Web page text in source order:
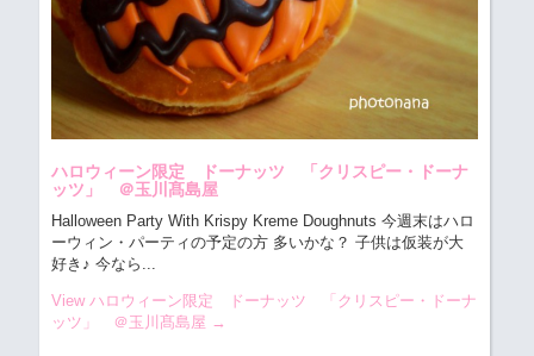
ハロウィーン限定 ドーナッツ 「クリスピー・ドーナ
ッツ」 ＠玉川髙島屋
Halloween Party With Krispy Kreme Doughnuts 今週末はハロ
ーウィン・パーティの予定の方 多いかな？ 子供は仮装が大
好き♪ 今なら...
View ハロウィーン限定 ドーナッツ 「クリスピー・ドーナ
ッツ」 ＠玉川髙島屋 →